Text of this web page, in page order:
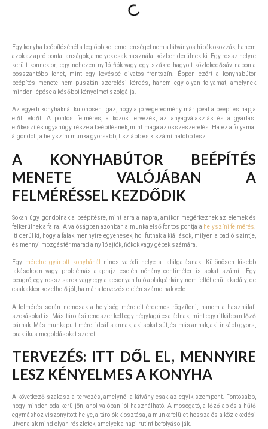
Egy konyha beépítésénél a legtöbb kellemetlenséget nem a látványos hibák okozzák, hanem
azok az apró pontatlanságok, amelyek csak használat közben derülnek ki. Egy rossz helyre
került konnektor, egy nehezen nyíló fiók vagy egy szűkre hagyott közlekedősáv naponta
bosszantóbb lehet, mint egy kevésbé divatos frontszín. Éppen ezért a konyhabútor
beépítés menete nem pusztán szerelési kérdés, hanem egy olyan folyamat, amelynek
minden lépése a későbbi kényelmet szolgálja.
Az egyedi konyháknál különösen igaz, hogy a jó végeredmény már jóval a beépítés napja
előtt eldől. A pontos felmérés, a közös tervezés, az anyagválasztás és a gyártási
előkészítés ugyanúgy része a beépítésnek, mint maga az összeszerelés. Ha ez a folyamat
átgondolt, a helyszíni munka gyorsabb, tisztább és kiszámíthatóbb lesz.
A KONYHABÚTOR BEÉPÍTÉS
MENETE VALÓJÁBAN A
FELMÉRÉSSEL KEZDŐDIK
Sokan úgy gondolnak a beépítésre, mint arra a napra, amikor megérkeznek az elemek és
felkerülnek a falra. A valóságban azonban a munka első fontos pontja a helyszíni felmérés.
Itt derül ki, hogy a falak mennyire egyenesek, hol futnak a kiállások, milyen a padló szintje,
és mennyi mozgástér marad a nyíló ajtók, fiókok vagy gépek számára.
Egy méretre gyártott konyhánál nincs valódi helye a találgatásnak. Különösen kisebb
lakásokban vagy problémás alaprajz esetén néhány centiméter is sokat számít. Egy
beugró, egy rossz sarok vagy egy alacsonyan futó ablakpárkány nem feltétlenül akadály, de
csak akkor kezelhető jól, ha már a tervezés elején számolnak vele.
A felmérés során nemcsak a helyiség méreteit érdemes rögzíteni, hanem a használati
szokásokat is. Más tárolási rendszer kell egy négytagú családnak, mint egy ritkábban főző
párnak. Más munkapult-méret ideális annak, aki sokat süt, és más annak, aki inkább gyors,
praktikus megoldásokat szeret.
TERVEZÉS: ITT DŐL EL, MENNYIRE
LESZ KÉNYELMES A KONYHA
A következő szakasz a tervezés, amelynél a látvány csak az egyik szempont. Fontosabb,
hogy minden oda kerüljön, ahol valóban jól használható. A mosogató, a főzőlap és a hűtő
egymáshoz viszonyított helye, a tárolók kiosztása, a munkafelület hossza és a közlekedési
útvonalak mind olyan részletek, amelyek a napi rutint befolyásolják.